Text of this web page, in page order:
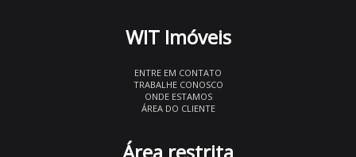
WIT Imóveis
ENTRE EM CONTATO
TRABALHE CONOSCO
ONDE ESTAMOS
ÁREA DO CLIENTE